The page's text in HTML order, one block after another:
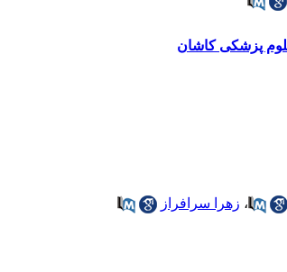
پزشکی کاشان
، زهرا سرافراز